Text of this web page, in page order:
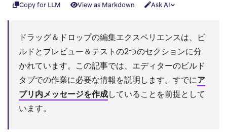
Copy for LLM View as Markdown Ask AI
ドラッグ＆ドロップの編集エクスペリエンスは、
ビ
ルドとプレビュー＆テストの2つのセクションに分
かれています。この記事では、エディターのビルド
タブでの作業に必要な情報を説明します。すでにア
プリ内メッセージを作成していることを前提として
います。